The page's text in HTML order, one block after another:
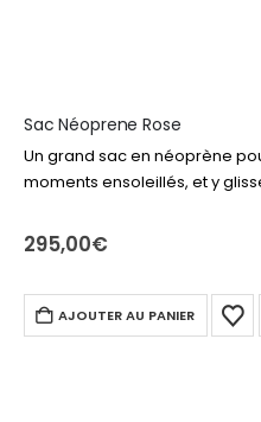
Sac Néoprene Rose
Un grand sac en néoprène
moments ensoleillés, et y
lunettes… tout y rentre…
295,00€
AJOUTER AU PANIER